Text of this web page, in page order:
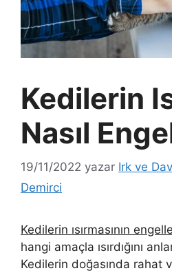
Kedilerin
Nasıl
19/11/2022 yazar Irk ve
Demirci
Kedilerin ısırmasının
hangi amaçla ısırdığını
Kedilerin doğasında rahat